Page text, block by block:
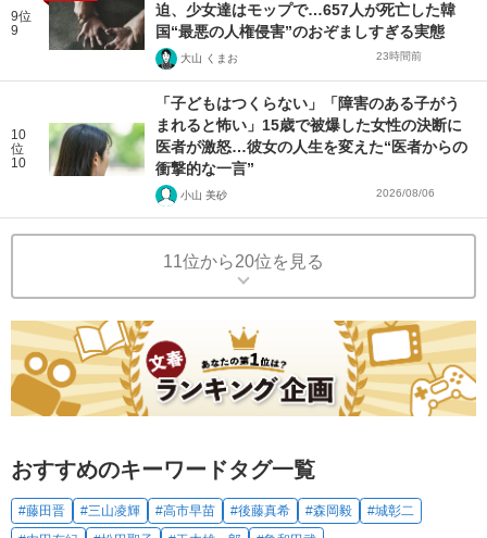
9位
9
迫、少女達はモップで…657人が死亡した韓
国“最悪の人権侵害”のおぞましすぎる実態
大山 くまお 23時間前
10
位
10
「子どもはつくらない」「障害のある子がう
まれると怖い」15歳で被爆した女性の決断に
医者が激怒…彼女の人生を変えた“医者からの
衝撃的な一言”
小山 美砂 2026/08/06
11位から20位を見る
おすすめのキーワードタグ一覧
#藤田晋 #三山凌輝 #高市早苗 #後藤真希 #森岡毅
#城彰二